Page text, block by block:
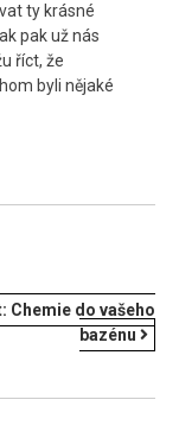
ty krásné
pak už nás
říct, že
byli nějaké
Chemie do vašeho
bazénu